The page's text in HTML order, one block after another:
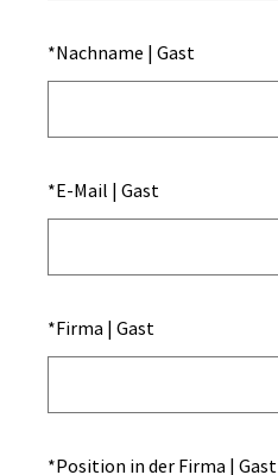
*Nachname | Gast
*E-Mail | Gast
*Firma | Gast
*Position in der Firma | Gast